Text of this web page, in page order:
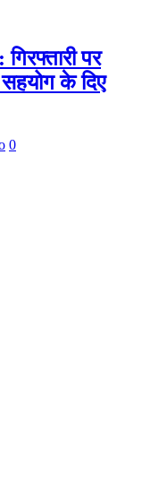
पर
के दिए
0